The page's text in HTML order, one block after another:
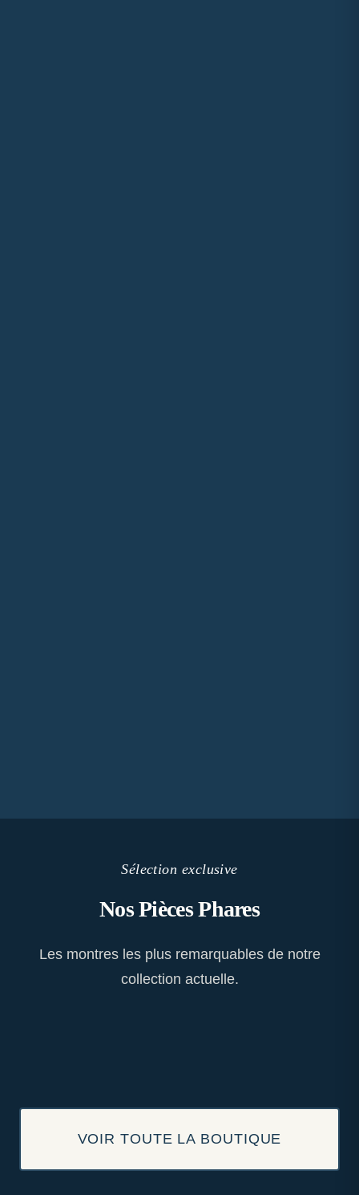
Sélection exclusive
Nos Pièces Phares
Les montres les plus remarquables de notre
collection actuelle.
VOIR TOUTE LA BOUTIQUE